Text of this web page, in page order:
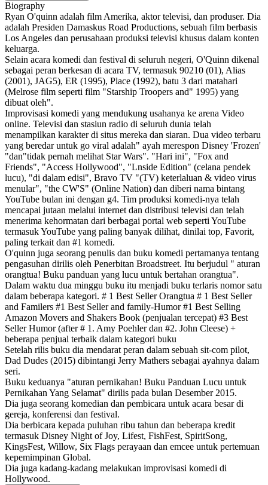
Biography
Ryan O'quinn adalah film Amerika, aktor televisi, dan produser. Dia
adalah Presiden Damaskus Road Productions, sebuah film berbasis
Los Angeles dan perusahaan produksi televisi khusus dalam konten
keluarga.
Selain acara komedi dan festival di seluruh negeri, O'Quinn dikenal
sebagai peran berkesan di acara TV, termasuk 90210 (01), Alias
(2001), JAG5), ER (1995), Place (1992), batu 3 dari matahari
(Melrose film seperti film "Starship Troopers and" 1995) yang
dibuat oleh".
Improvisasi komedi yang mendukung usahanya ke arena Video
online. Televisi dan stasiun radio di seluruh dunia telah
menampilkan karakter di situs mereka dan siaran. Dua video terbaru
yang beredar untuk go viral adalah" ayah merespon Disney 'Frozen'
"dan"tidak pernah melihat Star Wars". "Hari ini", "Fox and
Friends", "Access Hollywood", "Lnside Edition" (celana pendek
lucu), "di dalam edisi", Bravo TV "(TV) keterlaluan & video virus
menular", "the CW'S" (Online Nation) dan diberi nama bintang
YouTube bulan ini dengan g4. Tim produksi komedi-nya telah
mencapai jutaan melalui internet dan distribusi televisi dan telah
menerima kehormatan dari berbagai portal web seperti YouTube
termasuk YouTube yang paling banyak dilihat, dinilai top, Favorit,
paling terkait dan #1 komedi.
O'quinn juga seorang penulis dan buku komedi pertamanya tentang
pengasuhan dirilis oleh Penerbitan Broadstreet. Itu berjudul " aturan
orangtua! Buku panduan yang lucu untuk bertahan orangtua".
Dalam waktu dua minggu buku itu menjadi buku terlaris nomor satu
dalam beberapa kategori. # 1 Best Seller Orangtua # 1 Best Seller
and Familers #1 Best Seller and family-Humor #1 Best Selling
Amazon Movers and Shakers Book (penjualan tercepat) #3 Best
Seller Humor (after # 1. Amy Poehler dan #2. John Cleese) +
beberapa penjual terbaik dalam kategori buku
Setelah rilis buku dia mendarat peran dalam sebuah sit-com pilot,
Dad Dudes (2015) dibintangi Jerry Mathers sebagai ayahnya dalam
seri.
Buku keduanya "aturan pernikahan! Buku Panduan Lucu untuk
Pernikahan Yang Selamat" dirilis pada bulan Desember 2015.
Dia juga seorang komedian dan pembicara untuk acara besar di
gereja, konferensi dan festival.
Dia berbicara kepada puluhan ribu tahun dan beberapa kredit
termasuk Disney Night of Joy, Lifest, FishFest, SpiritSong,
KingsFest, Willow, Six Flags perayaan dan emcee untuk pertemuan
kepemimpinan Global.
Dia juga kadang-kadang melakukan improvisasi komedi di
Hollywood.